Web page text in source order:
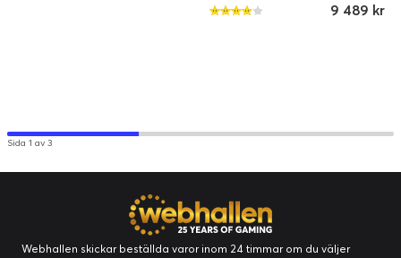
9 489 kr
Sida 1 av 3
Webhallen skickar beställda varor inom 24 timmar om du väljer